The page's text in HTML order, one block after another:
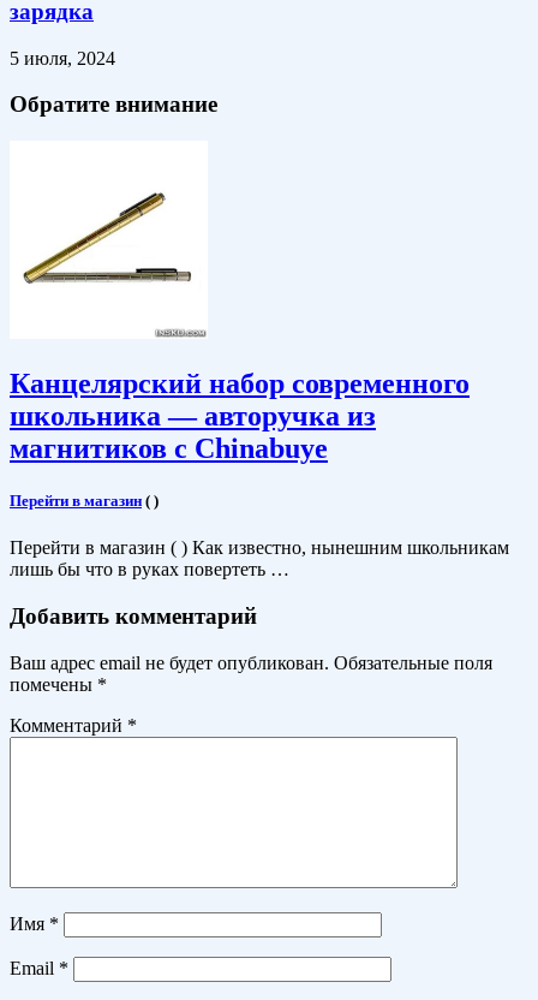
зарядка
5 июля, 2024
Обратите внимание
Канцелярский набор современного
школьника — авторучка из
магнитиков с Chinabuye
Перейти в магазин ( )
Перейти в магазин ( ) Как известно, нынешним школьникам
лишь бы что в руках повертеть …
Добавить комментарий
Ваш адрес email не будет опубликован. Обязательные поля
помечены *
Комментарий *
Имя *
Email *